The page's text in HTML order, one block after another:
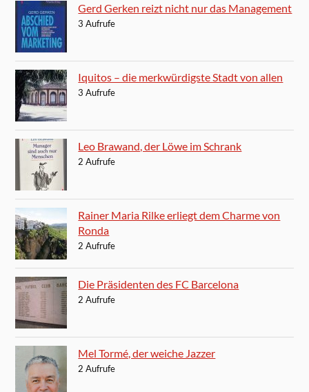
Gerd Gerken reizt nicht nur das Management
3 Aufrufe
Iquitos – die merkwürdigste Stadt von allen
3 Aufrufe
Leo Brawand, der Löwe im Schrank
2 Aufrufe
Rainer Maria Rilke erliegt dem Charme von
Ronda
2 Aufrufe
Die Präsidenten des FC Barcelona
2 Aufrufe
Mel Tormé, der weiche Jazzer
2 Aufrufe